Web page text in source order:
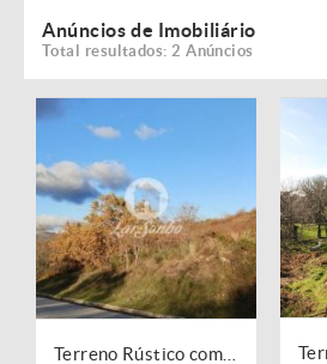
Anúncios de Imobiliário
Total resultados: 2 Anúncios